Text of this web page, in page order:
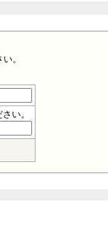
。
い。